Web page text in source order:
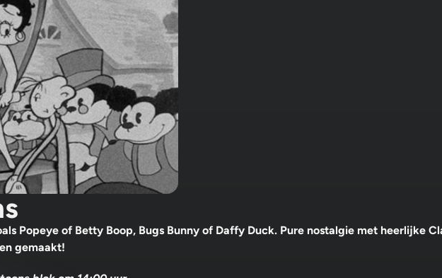
Popeye of Betty Boop, Bugs Bunny of Daffy Duck. Pure nostalgie met heerlijke
gemaakt!